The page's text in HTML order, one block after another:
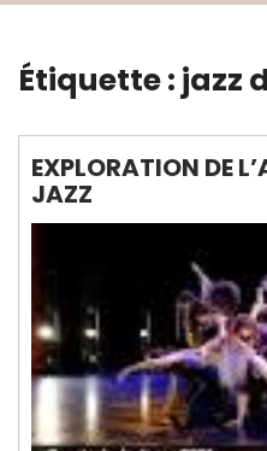
Étiquette : jazz
EXPLORATION DE
JAZZ